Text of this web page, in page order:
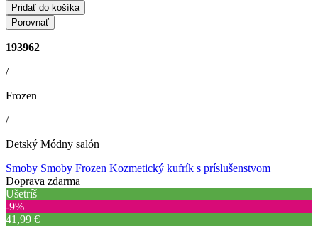
Pridať do košíka
Porovnať
193962
/
Frozen
/
Detský Módny salón
Smoby Smoby Frozen Kozmetický kufrík s príslušenstvom
Doprava zdarma
Ušetríš
‐9%
41,99 €